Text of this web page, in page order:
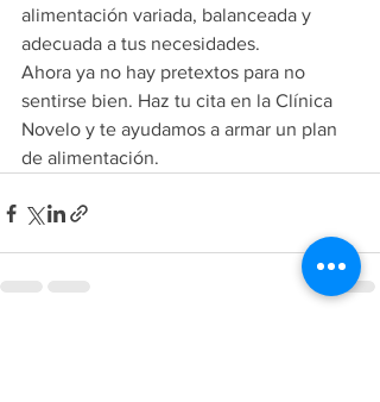
alimentación variada, balanceada y
adecuada a tus necesidades.
Ahora ya no hay pretextos para no
sentirse bien. Haz tu cita en la Clínica
Novelo y te ayudamos a armar un plan
de alimentación.